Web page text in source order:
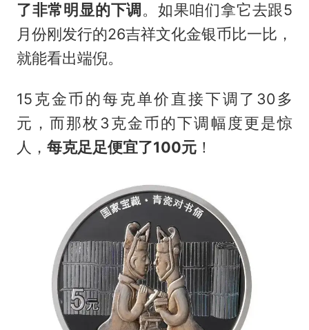
了非常明显的下调 。如果咱们拿它去跟5
月份刚发行的26吉祥文化金银币比一比，
就能看出端倪。
15克金币的每克单价直接下调了30多
元，而那枚3克金币的下调幅度更是惊
人， 每克足足便宜了100元！